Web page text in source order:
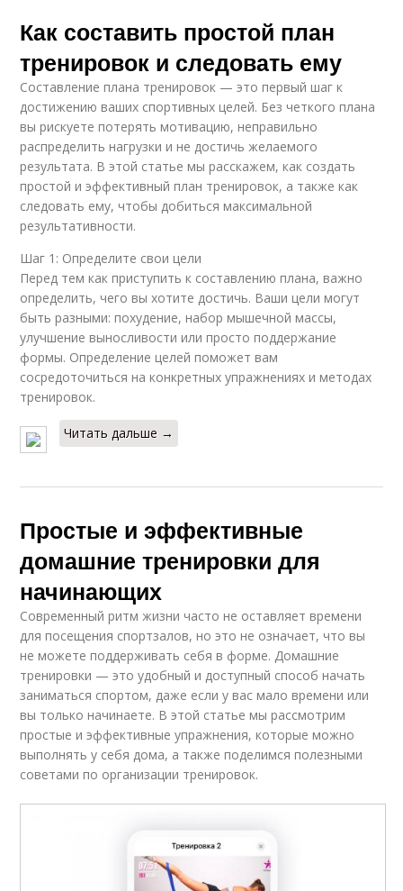
Как составить простой план
тренировок и следовать ему
Составление плана тренировок — это первый шаг к
достижению ваших спортивных целей. Без четкого плана
вы рискуете потерять мотивацию, неправильно
распределить нагрузки и не достичь желаемого
результата. В этой статье мы расскажем, как создать
простой и эффективный план тренировок, а также как
следовать ему, чтобы добиться максимальной
результативности.
Шаг 1: Определите свои цели
Перед тем как приступить к составлению плана, важно
определить, чего вы хотите достичь. Ваши цели могут
быть разными: похудение, набор мышечной массы,
улучшение выносливости или просто поддержание
формы. Определение целей поможет вам
сосредоточиться на конкретных упражнениях и методах
тренировок.
Читать дальше →
Простые и эффективные
домашние тренировки для
начинающих
Современный ритм жизни часто не оставляет времени
для посещения спортзалов, но это не означает, что вы
не можете поддерживать себя в форме. Домашние
тренировки — это удобный и доступный способ начать
заниматься спортом, даже если у вас мало времени или
вы только начинаете. В этой статье мы рассмотрим
простые и эффективные упражнения, которые можно
выполнять у себя дома, а также поделимся полезными
советами по организации тренировок.